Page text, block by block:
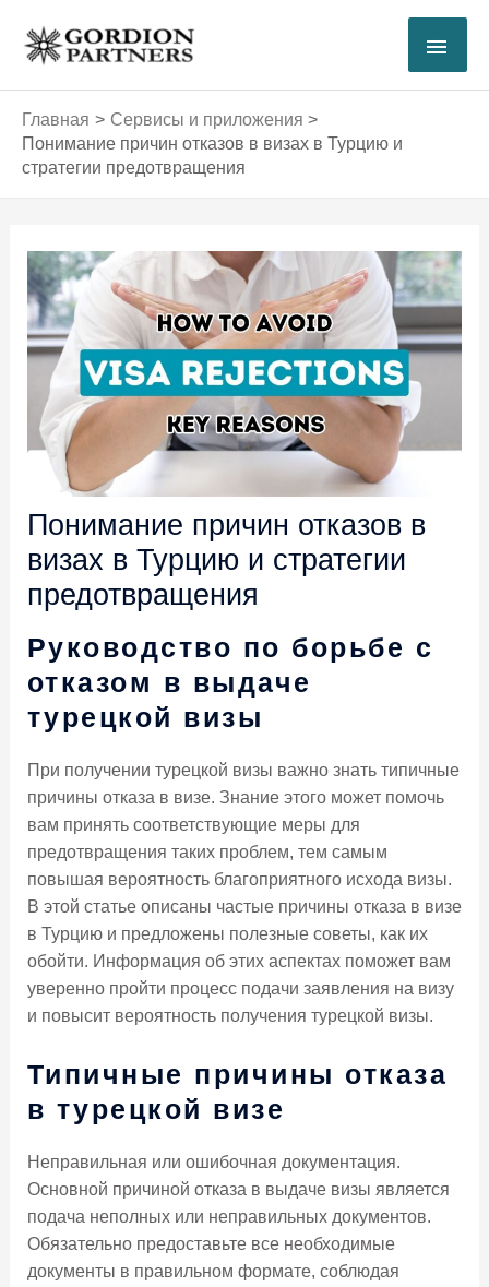
содержимому
Главная
Сервисы и приложения
Понимание причин отказов в визах в Турцию и
стратегии предотвращения
Понимание причин отказов в
визах в Турцию и стратегии
предотвращения
Руководство по борьбе с
отказом в выдаче
турецкой визы
При получении турецкой визы важно знать типичные
причины отказа в визе. Знание этого может помочь
вам принять соответствующие меры для
предотвращения таких проблем, тем самым
повышая вероятность благоприятного исхода визы.
В этой статье описаны частые причины отказа в визе
в Турцию и предложены полезные советы, как их
обойти. Информация об этих аспектах поможет вам
уверенно пройти процесс подачи заявления на визу
и повысит вероятность получения турецкой визы.
Типичные причины отказа
в турецкой визе
Неправильная или ошибочная документация.
Основной причиной отказа в выдаче визы является
подача неполных или неправильных документов.
Обязательно предоставьте все необходимые
документы в правильном формате, соблюдая
записям